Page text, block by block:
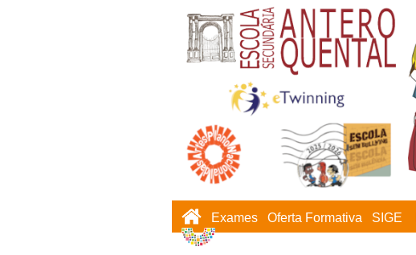
Exames Oferta Formativa SIGE